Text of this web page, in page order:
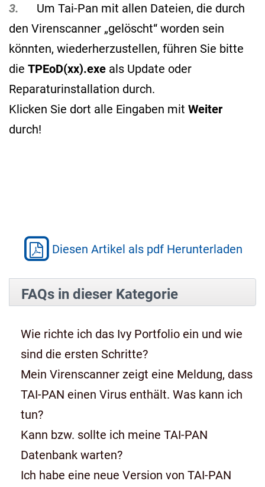
3. Um Tai-Pan mit allen Dateien, die durch
den Virenscanner „gelöscht“ worden sein
könnten, wiederherzustellen, führen Sie bitte
die TPEoD(xx).exe als Update oder
Reparaturinstallation durch.
Klicken Sie dort alle Eingaben mit Weiter
durch!
Diesen Artikel als pdf Herunterladen
FAQs in dieser Kategorie
Wie richte ich das Ivy Portfolio ein und wie
sind die ersten Schritte?
Mein Virenscanner zeigt eine Meldung, dass
TAI-PAN einen Virus enthält. Was kann ich
tun?
Kann bzw. sollte ich meine TAI-PAN
Datenbank warten?
Ich habe eine neue Version von TAI-PAN